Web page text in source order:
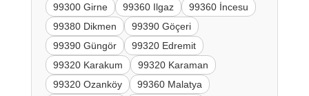
99300 Girne 99360 Ilgaz
99360 İncesu
99380 Dikmen
99390 Göçeri
99390 Güngör
99320 Edremit
99320 Karakum
99320 Karaman
99320 Ozanköy
99360 Malatya